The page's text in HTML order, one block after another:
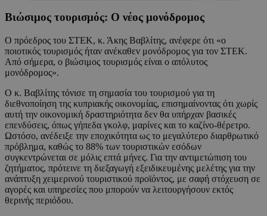
Βιώσιμος τουρισμός: Ο νέος μονόδρομος
Ο πρόεδρος του ΣΤΕΚ, κ. Άκης Βαβλίτης, ανέφερε ότι «ο
ποιοτικός τουρισμός ήταν ανέκαθεν μονόδρομος για τον ΣΤΕΚ.
Από σήμερα, ο βιώσιμος τουρισμός είναι ο απόλυτος
μονόδρομος».
Ο κ. Βαβλίτης τόνισε τη σημασία του τουρισμού για τη
διεθνοποίηση της κυπριακής οικονομίας, επισημαίνοντας ότι χωρίς
αυτή την οικονομική δραστηριότητα δεν θα υπήρχαν βασικές
επενδύσεις, όπως γήπεδα γκολφ, μαρίνες και το καζίνο-θέρετρο.
Ωστόσο, ανέδειξε την εποχικότητα ως το μεγαλύτερο διαρθρωτικό
πρόβλημα, καθώς το 88% των τουριστικών εσόδων
συγκεντρώνεται σε μόλις επτά μήνες. Για την αντιμετώπιση του
ζητήματος, πρότεινε τη διεξαγωγή εξειδικευμένης μελέτης για την
ανάπτυξη χειμερινού τουριστικού προϊόντος, με σαφή στόχευση σε
αγορές και υπηρεσίες που μπορούν να λειτουργήσουν εκτός
θερινής περιόδου.